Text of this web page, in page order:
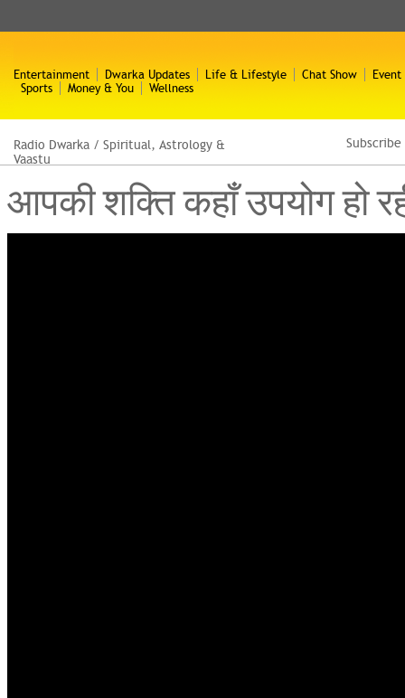
Entertainment Dwarka Updates Life & Lifestyle Chat Show
Event
Sports
Money & You Wellness
Radio Dwarka / Spiritual, Astrology &
Vaastu
आपकी शक्ति कहाँ उपयोग हो